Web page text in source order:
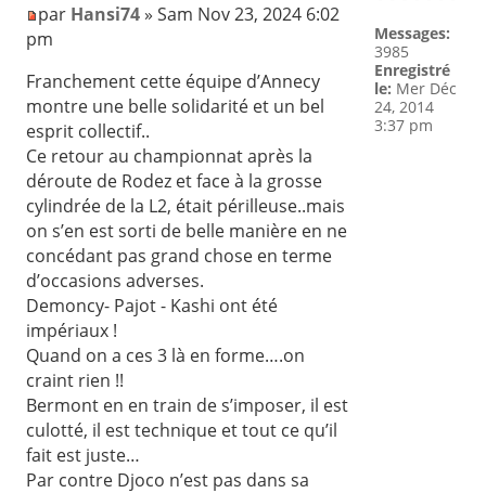
par Hansi74» Sam Nov 23, 2024 6:02
pm
Franchement cette équipe d’Annecy
montre une belle solidarité et un bel
esprit collectif..
Ce retour au championnat après la
déroute de Rodez et face à la grosse
cylindrée de la L2, était périlleuse..mais
on s’en est sorti de belle manière en ne
concédant pas grand chose en terme
d’occasions adverses.
Demoncy- Pajot - Kashi ont été
impériaux !
Quand on a ces 3 là en forme….on
craint rien !!
Bermont en en train de s’imposer, il est
culotté, il est technique et tout ce qu’il
fait est juste…
Par contre Djoco n’est pas dans sa
Messages:
3985
Enregistré
le: Mer Déc
24, 2014
3:37 pm